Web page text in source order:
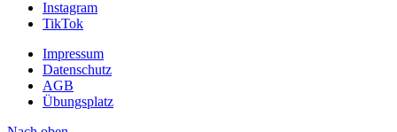
Instagram
TikTok
Impressum
Datenschutz
AGB
Übungsplatz